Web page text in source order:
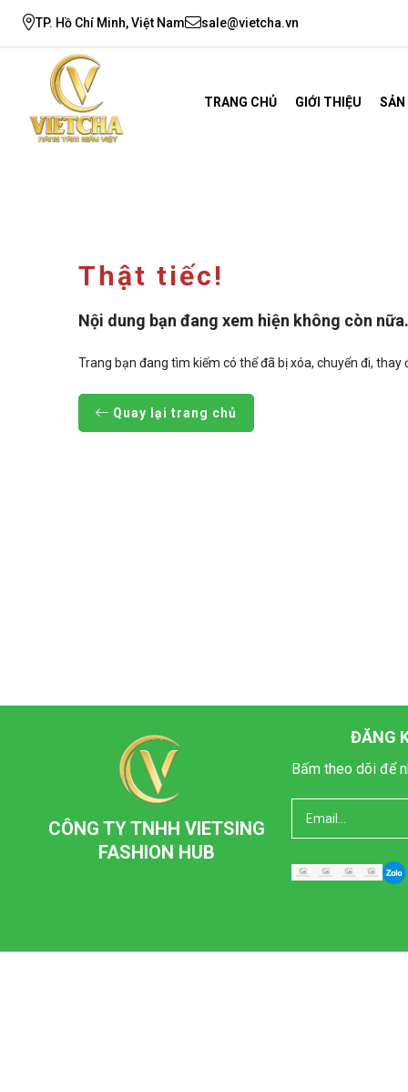
TP. Hồ Chí Minh, Việt Nam sale@vietcha.vn
TRANG CHỦ GIỚI THIỆU
Thật tiếc!
Nội dung bạn đang xem hiện không còn nữa.
Trang bạn đang tìm kiếm có thể đã bị xóa, chuyển đi,
Quay lại trang chủ
CÔNG TY TNHH VIETSING
FASHION HUB
ĐĂNG
Bấm theo dõi để